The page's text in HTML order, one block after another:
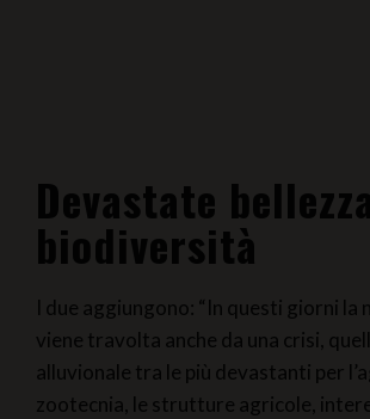
Devastate
biodiversità
I due aggiungono: “In questi giorni la
viene travolta anche da una crisi,
alluvionale tra le più devastanti per
zootecnia, le strutture agricole,